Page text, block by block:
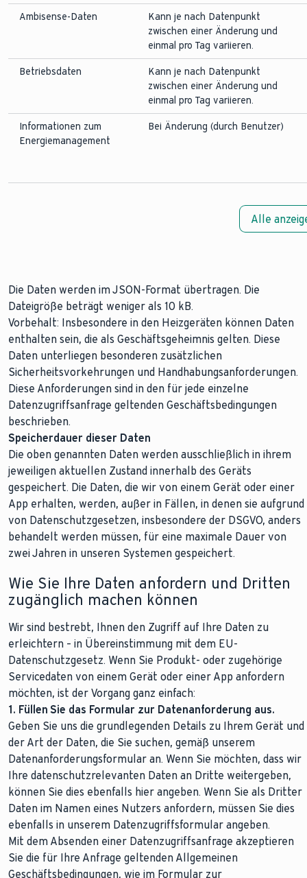
Ambisense-Daten
Kann je nach Datenpunkt
zwischen einer Änderung und
einmal pro Tag variieren.
Betriebsdaten
Kann je nach Datenpunkt
zwischen einer Änderung und
einmal pro Tag variieren.
Informationen zum
Energiemanagement
Bei Änderung (durch Benutzer)
Alle
Die Daten werden im JSON-Format übertragen. Die
Dateigröße beträgt weniger als 10 kB.
Vorbehalt: Insbesondere in den Heizgeräten können Daten
enthalten sein, die als Geschäftsgeheimnis gelten. Diese
Daten unterliegen besonderen zusätzlichen
Sicherheitsvorkehrungen und Handhabungsanforderungen.
Diese Anforderungen sind in den für jede einzelne
Datenzugriffsanfrage geltenden Geschäftsbedingungen
beschrieben.
Speicherdauer dieser Daten
Die oben genannten Daten werden ausschließlich in ihrem
jeweiligen aktuellen Zustand innerhalb des Geräts
gespeichert. Die Daten, die wir von einem Gerät oder einer
App erhalten, werden, außer in Fällen, in denen sie aufgrund
von Datenschutzgesetzen, insbesondere der DSGVO, anders
behandelt werden müssen, für eine maximale Dauer von
zwei Jahren in unseren Systemen gespeichert.
Wie Sie Ihre Daten anfordern und Dritten
zugänglich machen können
Wir sind bestrebt, Ihnen den Zugriff auf Ihre Daten zu
erleichtern – in Übereinstimmung mit dem EU-
Datenschutzgesetz. Wenn Sie Produkt- oder zugehörige
Servicedaten von einem Gerät oder einer App anfordern
möchten, ist der Vorgang ganz einfach:
1. Füllen Sie das Formular zur Datenanforderung aus.
Geben Sie uns die grundlegenden Details zu Ihrem Gerät und
der Art der Daten, die Sie suchen, gemäß unserem
Datenanforderungsformular an. Wenn Sie möchten, dass wir
Ihre datenschutzrelevanten Daten an Dritte weitergeben,
können Sie dies ebenfalls hier angeben. Wenn Sie als Dritter
Daten im Namen eines Nutzers anfordern, müssen Sie dies
ebenfalls in unserem Datenzugriffsformular angeben.
Mit dem Absenden einer Datenzugriffsanfrage akzeptieren
Sie die für Ihre Anfrage geltenden Allgemeinen
Geschäftsbedingungen, wie im Formular zur